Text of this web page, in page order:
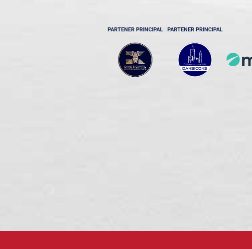
PARTENER PRINCIPAL PARTENER PRINCIPAL